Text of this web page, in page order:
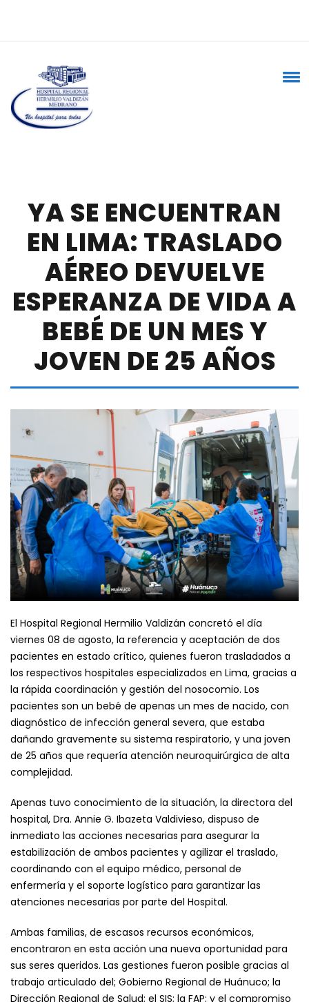
YA SE ENCUENTRAN
EN LIMA: TRASLADO
AÉREO DEVUELVE
ESPERANZA DE VIDA A
BEBÉ DE UN MES Y
JOVEN DE 25 AÑOS
El Hospital Regional Hermilio Valdizán concretó el día
viernes 08 de agosto, la referencia y aceptación de dos
pacientes en estado crítico, quienes fueron trasladados a
los respectivos hospitales especializados en Lima, gracias a
la rápida coordinación y gestión del nosocomio. Los
pacientes son un bebé de apenas un mes de nacido, con
diagnóstico de infección general severa, que estaba
dañando gravemente su sistema respiratorio, y una joven
de 25 años que requería atención neuroquirúrgica de alta
complejidad.
Apenas tuvo conocimiento de la situación, la directora del
hospital, Dra. Annie G. Ibazeta Valdivieso, dispuso de
inmediato las acciones necesarias para asegurar la
estabilización de ambos pacientes y agilizar el traslado,
coordinando con el equipo médico, personal de
enfermería y el soporte logístico para garantizar las
atenciones necesarias por parte del Hospital.
Ambas familias, de escasos recursos económicos,
encontraron en esta acción una nueva oportunidad para
sus seres queridos. Las gestiones fueron posible gracias al
trabajo articulado del; Gobierno Regional de Huánuco; la
Dirección Regional de Salud; el SIS; la FAP; y el compromiso